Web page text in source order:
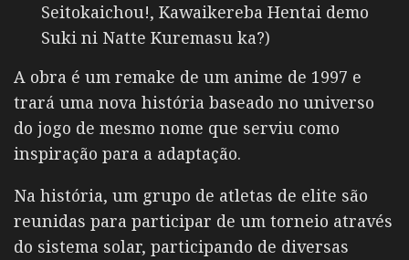
Seitokaichou!, Kawaikereba Hentai demo
Suki ni Natte Kuremasu ka?)
A obra é um remake de um anime de 1997 e
trará uma nova história baseado no universo
do jogo de mesmo nome que serviu como
inspiração para a adaptação.
Na história, um grupo de atletas de elite são
reunidas para participar de um torneio através
do sistema solar, participando de diversas